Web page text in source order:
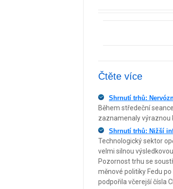
Čtěte více
Shrnutí trhů:
Během středeční
zaznamenaly výraznou
Shrnutí trhů: Nižší
Technologický sektor
velmi silnou
Pozornost trhu se
měnové politiky Fedu
podpořila včerejší čísla